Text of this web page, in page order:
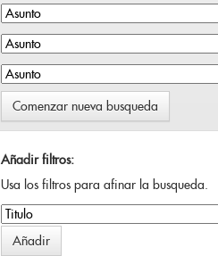
Comenzar nueva busqueda
Añadir filtros:
Usa los filtros para afinar la busqueda.